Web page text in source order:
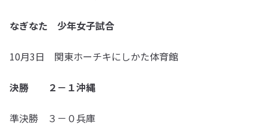
なぎなた 少年女子試合
10月3日 関東ホーチキにしかた体育館
決勝 ２－１沖縄
準決勝 ３－０兵庫